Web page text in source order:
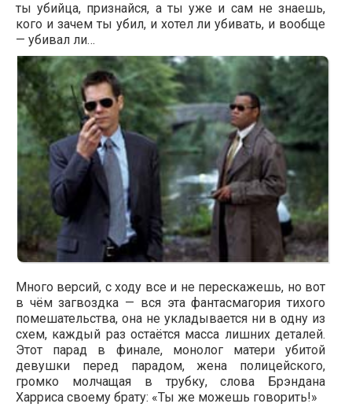
ты убийца, признайся, а ты уже и сам не знаешь,
кого и зачем ты убил, и хотел ли убивать, и вообще
— убивал ли…
Много версий, с ходу все и не перескажешь, но вот
в чём загвоздка — вся эта фантасмагория тихого
помешательства, она не укладывается ни в одну из
схем, каждый раз остаётся масса лишних деталей.
Этот парад в финале, монолог матери убитой
девушки перед парадом, жена полицейского,
громко молчащая в трубку, слова Брэндана
Харриса своему брату: «Ты же можешь говорить!»